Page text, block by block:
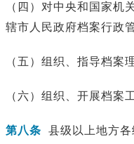
（四）对中央和国家
辖市人民政府档案行政
（五）组织、指导档案
（六）组织、开展档案
第八条 县级以上地方各